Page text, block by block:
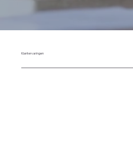
Klantervaringen